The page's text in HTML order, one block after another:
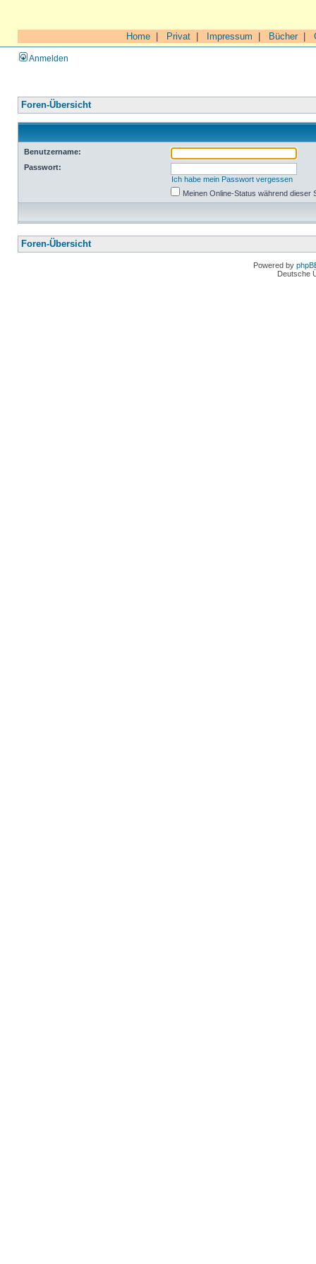
Home Privat Impressum Bücher|
Anmelden
Foren-Übersicht
Benutzername:
Passwort:
Ich habe mein Passwort vergessen
Meinen Online-Status während dieser
Foren-Übersicht
Powered by
Deutsche